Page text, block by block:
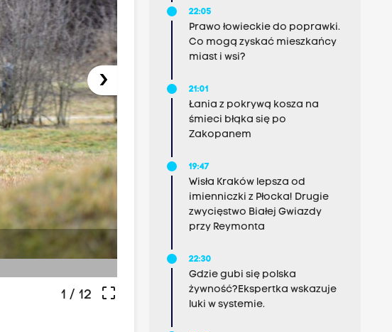
fot: Marek Lasyk
›
crop_free
1 / 12
22:05
Prawo łowieckie do poprawki.
Co mogą zyskać mieszkańcy
miast i wsi?
21:01
Łania z pokrywą kosza na
śmieci błąka się po
Zakopanem
19:47
Wisła Kraków lepsza od
imienniczki z Płocka! Drugie
zwycięstwo Białej Gwiazdy
przy Reymonta
22:30
Gdzie gubi się polska
żywność?Ekspertka wskazuje
luki w systemie.